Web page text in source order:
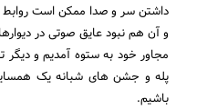
داشتن سر و صدا ممکن است روابط
و آن هم نبود عایق صوتی در
مجاور خود به ستوه آمدیم و دیگر
پله و جشن های شبانه یک
باشیم.